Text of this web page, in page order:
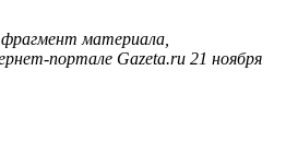
материала,
портале Gazeta.ru 21 ноября